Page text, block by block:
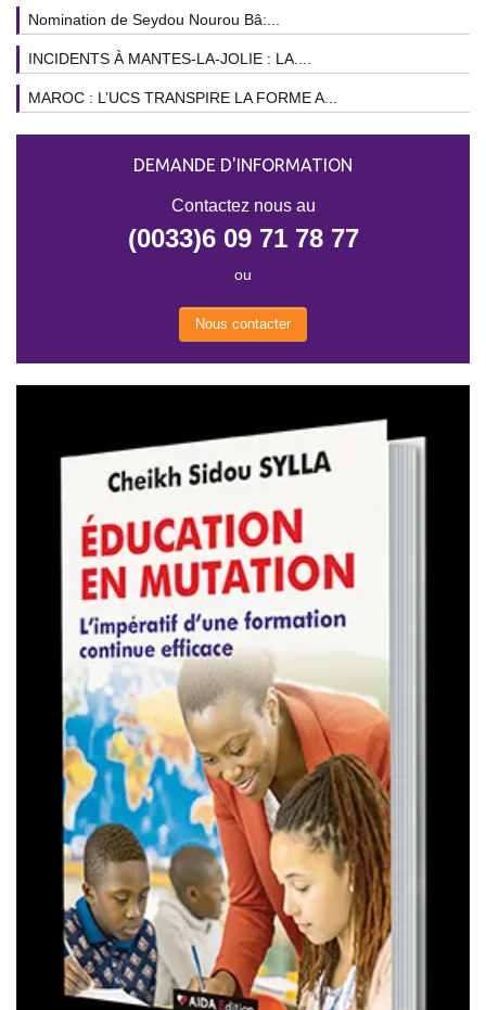
Nomination de Seydou Nourou Bâ:...
INCIDENTS À MANTES-LA-JOLIE : LA....
MAROC : L’UCS TRANSPIRE LA FORME A...
DEMANDE D'INFORMATION
Contactez nous au
(0033)6 09 71 78 77
ou
Nous contacter